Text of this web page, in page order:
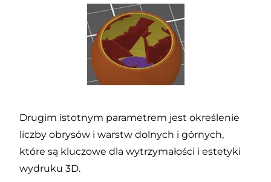
Drugim istotnym parametrem jest określenie
liczby obrysów i warstw dolnych i górnych,
które są kluczowe dla wytrzymałości i estetyki
wydruku 3D.